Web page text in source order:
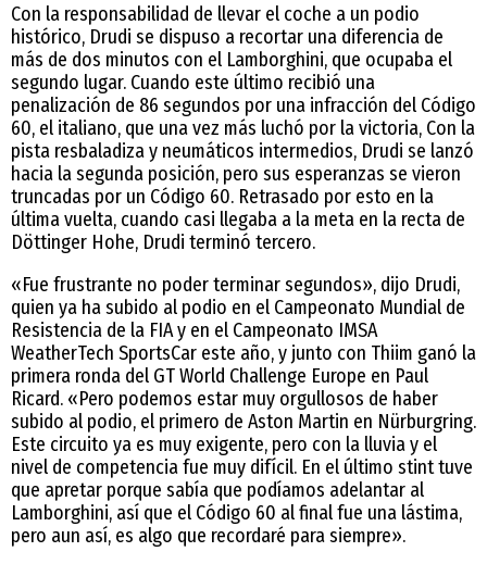
Con la responsabilidad de llevar el coche a un podio
histórico, Drudi se dispuso a recortar una diferencia de
más de dos minutos con el Lamborghini, que ocupaba el
segundo lugar. Cuando este último recibió una
penalización de 86 segundos por una infracción del Código
60, el italiano, que una vez más luchó por la victoria, Con la
pista resbaladiza y neumáticos intermedios, Drudi se lanzó
hacia la segunda posición, pero sus esperanzas se vieron
truncadas por un Código 60. Retrasado por esto en la
última vuelta, cuando casi llegaba a la meta en la recta de
Döttinger Hohe, Drudi terminó tercero.
«Fue frustrante no poder terminar segundos», dijo Drudi,
quien ya ha subido al podio en el Campeonato Mundial de
Resistencia de la FIA y en el Campeonato IMSA
WeatherTech SportsCar este año, y junto con Thiim ganó la
primera ronda del GT World Challenge Europe en Paul
Ricard. «Pero podemos estar muy orgullosos de haber
subido al podio, el primero de Aston Martin en Nürburgring.
Este circuito ya es muy exigente, pero con la lluvia y el
nivel de competencia fue muy difícil. En el último stint tuve
que apretar porque sabía que podíamos adelantar al
Lamborghini, así que el Código 60 al final fue una lástima,
pero aun así, es algo que recordaré para siempre».